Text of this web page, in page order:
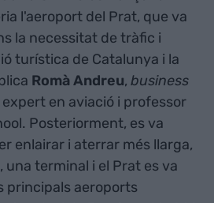
l'aeroport del Prat, que va
la necessitat de tràfic i
turística de Catalunya i la
Romà Andreu, business
expert en aviació i professor
Posteriorment, es va
enlairar i aterrar més llarga,
una terminal i el Prat es va
principals aeroports